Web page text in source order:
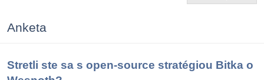
Anketa
Stretli ste sa s open-source stratégiou Bitka o